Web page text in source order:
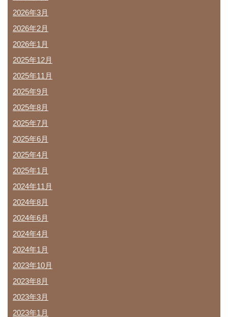
2026年3月
2026年2月
2026年1月
2025年12月
2025年11月
2025年9月
2025年8月
2025年7月
2025年6月
2025年4月
2025年1月
2024年11月
2024年8月
2024年6月
2024年4月
2024年1月
2023年10月
2023年8月
2023年3月
2023年1月